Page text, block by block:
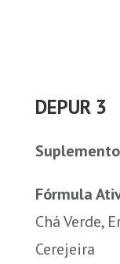
DEPUR 3
Fórmula
Chá Verde,
Cerejeira